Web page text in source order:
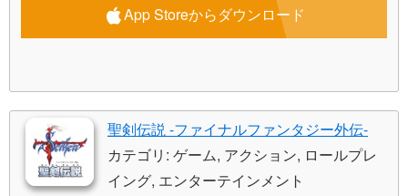
App Storeからダウンロード
聖剣伝説 -ファイナルファンタジー外伝-
カテゴリ: ゲーム, アクション, ロールプレ
イング, エンターテインメント